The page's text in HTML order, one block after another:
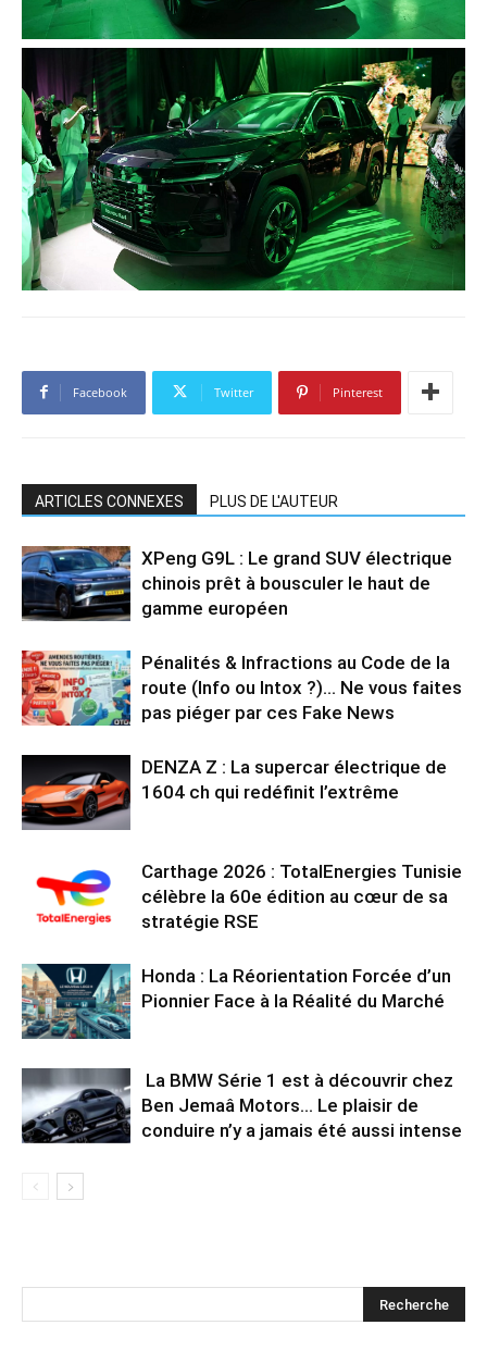
Facebook Twitter Pinterest
ARTICLES CONNEXES PLUS DE L'AUTEUR
XPeng G9L : Le grand SUV électrique
chinois prêt à bousculer le haut de
gamme européen
Pénalités & Infractions au Code de la
route (Info ou Intox ?)… Ne vous faites
pas piéger par ces Fake News
DENZA Z : La supercar électrique de
1604 ch qui redéfinit l’extrême
Carthage 2026 : TotalEnergies Tunisie
célèbre la 60e édition au cœur de sa
stratégie RSE
Honda : La Réorientation Forcée d’un
Pionnier Face à la Réalité du Marché
La BMW Série 1 est à découvrir chez
Ben Jemaâ Motors… Le plaisir de
conduire n’y a jamais été aussi intense